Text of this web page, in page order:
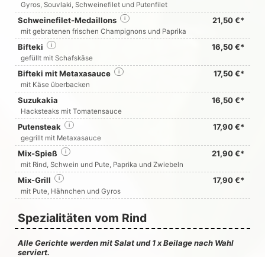
Gyros, Souvlaki, Schweinefilet und Putenfilet
Schweinefilet-Medaillons 21,50 €*
i
mit gebratenen frischen Champignons und Paprika
Bifteki 16,50 €*
i
gefüllt mit Schafskäse
Bifteki mit Metaxasauce 17,50 €*
i
mit Käse überbacken
Suzukakia 16,50 €*
Hacksteaks mit Tomatensauce
Putensteak 17,90 €*
i
gegrillt mit Metaxasauce
Mix-Spieß 21,90 €*
i
mit Rind, Schwein und Pute, Paprika und Zwiebeln
Mix-Grill 17,90 €*
i
mit Pute, Hähnchen und Gyros
Spezialitäten vom Rind
Alle Gerichte werden mit Salat und 1 x Beilage nach Wahl
serviert.